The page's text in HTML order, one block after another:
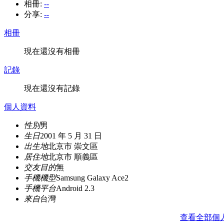
相冊: --
分享: --
相冊
現在還沒有相冊
記錄
現在還沒有記錄
個人資料
性別男
生日2001 年 5 月 31 日
出生地北京市 崇文區
居住地北京市 順義區
交友目的無
手機機型Samsung Galaxy Ace2
手機平台Android 2.3
來自台灣
查看全部個